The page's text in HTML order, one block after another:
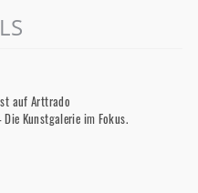
auf Arttrado
Die Kunstgalerie im Fokus.